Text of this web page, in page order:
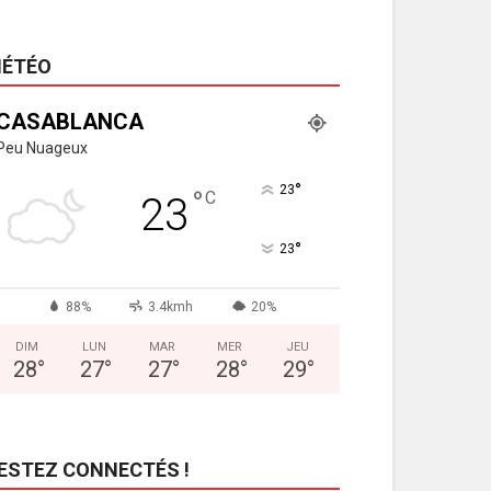
Nuageux
23 °C 23°
23°
88% 3.4kmh 20%
DIM
28°
LUN
27°
MAR
27°
MER
28°
JEU
29°
CONNECTÉS !